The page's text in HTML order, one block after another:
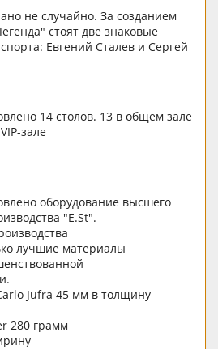
не случайно. За созданием
стоят две знаковые
Евгений Сталев и Сергей
14 столов. 13 в общем зале
зале
оборудование высшего
"E.St".
лучшие материалы
Jufra 45 мм в толщину
280 грамм